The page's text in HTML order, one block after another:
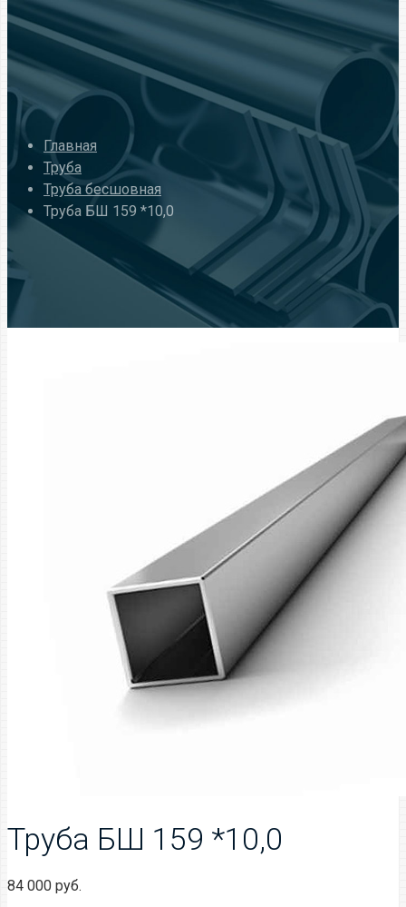
Главная
Труба
Труба бесшовная
Труба БШ 159 *10,0
Труба БШ 159 *10,0
84 000 руб.